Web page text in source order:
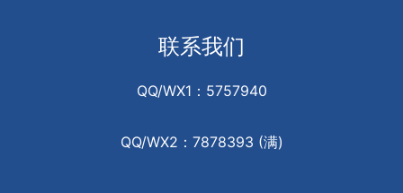
联系我们
QQ/WX1：5757940
QQ/WX2：7878393 (满)